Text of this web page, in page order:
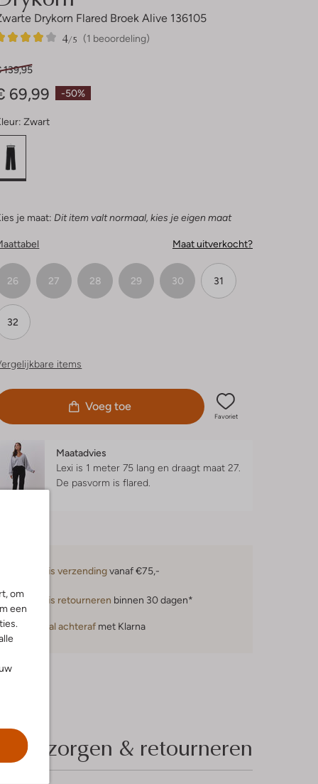
om
een
Drykorn Flared Broek Alive 136105
(1 beoordeling)
4/5
-50%
139,95
69,99
Zwart
je maat: Dit item valt normaal, kies je eigen maat
Maat uitverkocht?
26 27 28 29 30 31
32
items
Voeg toe
Favoriet
Maatadvies
Lexi is 1 meter 75 lang en draagt maat 27.
De pasvorm isflared.
Gratis verzendingvanaf €75,-
Gratis retourneren binnen 30 dagen*
Betaal achteraf met Klarna
Bezorgen & retourneren